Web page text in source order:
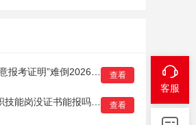
查看
查看
客服